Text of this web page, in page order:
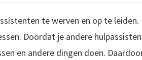
te werven en op te
Doordat je andere
en andere dingen doen.